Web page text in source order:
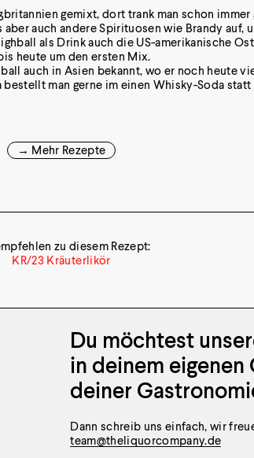
gemixt, dort trank man schon immer
auch andere Spirituosen wie Brandy auf,
als Drink auch die US-amerikanische
heute um den ersten Mix.
auch in Asien bekannt, wo er noch heute
bestellt man gerne im einen Whisky-Soda statt
→ Mehr Rezepte
zu diesem Rezept:
KR/23 Kräuterlikör
Du möchtest
in deinem
deiner
Dann schreib uns einfach, wir
team@theliquorcompany.de